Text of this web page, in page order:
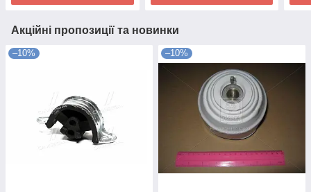
Акційні пропозиції та новинки
–10% –10%